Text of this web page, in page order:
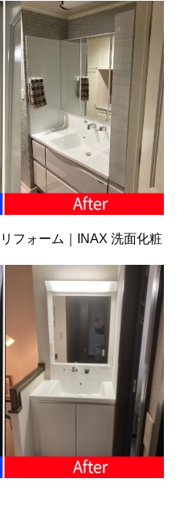
フォーム｜INAX 洗面化粧